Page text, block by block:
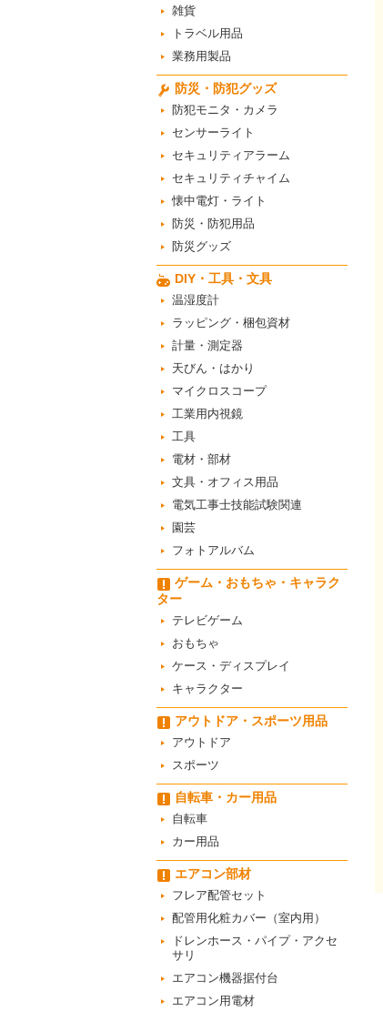
雑貨
トラベル用品
業務用製品
防災・防犯グッズ
防犯モニタ・カメラ
センサーライト
セキュリティアラーム
セキュリティチャイム
懐中電灯・ライト
防災・防犯用品
防災グッズ
DIY・工具・文具
温湿度計
ラッピング・梱包資材
計量・測定器
天びん・はかり
マイクロスコープ
工業用内視鏡
工具
電材・部材
文具・オフィス用品
電気工事士技能試験関連
園芸
フォトアルバム
ゲーム・おもちゃ・キャラク
ター
テレビゲーム
おもちゃ
ケース・ディスプレイ
キャラクター
アウトドア・スポーツ用品
アウトドア
スポーツ
自転車・カー用品
自転車
カー用品
エアコン部材
フレア配管セット
配管用化粧カバー（室内用）
ドレンホース・パイプ・アクセ
サリ
エアコン機器据付台
エアコン用電材